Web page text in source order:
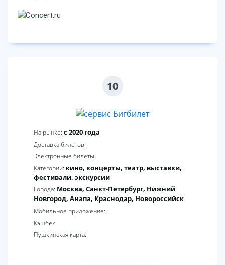
10
На рынке: c 2020 года
Доставка билетов:
Электронные билеты:
Категории: кино, концерты, театр, выставки,
фестивали, экскурсии
Города: Москва, Санкт-Петербург, Нижний
Новгород, Анапа, Краснодар, Новороссийск
Мобильное приложение:
Кэшбек:
Пушкинская карта: